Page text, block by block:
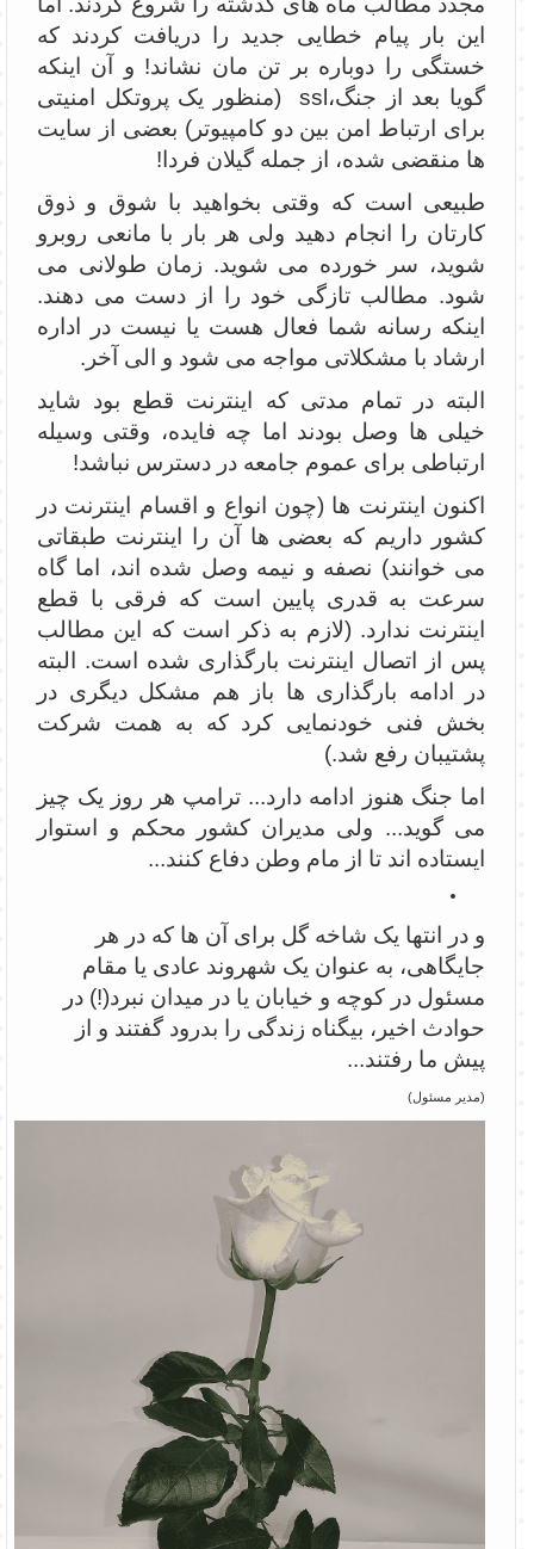
این بار پیام خطایی جدید را دریافت کردند که
خستگی را دوباره بر تن مان نشاند! و آن اینکه
گویا بعد از جنگ،ssl (منظور یک پروتکل امنیتی
برای ارتباط امن بین دو کامپیوتر) بعضی از سایت
ها منقضی شده، از جمله گیلان فردا!
طبیعی است که وقتی بخواهید با شوق و ذوق
کارتان را انجام دهید ولی هر بار با مانعی روبرو
شوید، سر خورده می شوید. زمان طولانی می
شود. مطالب تازگی خود را از دست می دهند.
اینکه رسانه شما فعال هست یا نیست در اداره
ارشاد با مشکلاتی مواجه می شود و الی آخر.
البته در تمام مدتی که اینترنت قطع بود شاید
خیلی ها وصل بودند اما چه فایده، وقتی وسیله
ارتباطی برای عموم جامعه در دسترس نباشد!
اکنون اینترنت ها (چون انواع و اقسام اینترنت در
کشور داریم که بعضی ها آن را اینترنت طبقاتی
می خوانند) نصفه و نیمه وصل شده اند، اما گاه
سرعت به قدری پایین است که فرقی با قطع
اینترنت ندارد. (لازم به ذکر است که این مطالب
پس از اتصال اینترنت بارگذاری شده است. البته
در ادامه بارگذاری ها باز هم مشکل دیگری در
بخش فنی خودنمایی کرد که به همت شرکت
پشتیبان رفع شد.)
اما جنگ هنوز ادامه دارد... ترامپ هر روز یک چیز
می گوید... ولی مدیران کشور محکم و استوار
ایستاده اند تا از مام وطن دفاع کنند...
و در انتها یک شاخه گل برای آن ها که در هر
جایگاهی، به عنوان یک شهروند عادی یا مقام
مسئول در کوچه و خیابان یا در میدان نبرد(!) در
حوادث اخیر، بیگناه زندگی را بدرود گفتند و از
پیش ما رفتند...
(مدیر مسئول)